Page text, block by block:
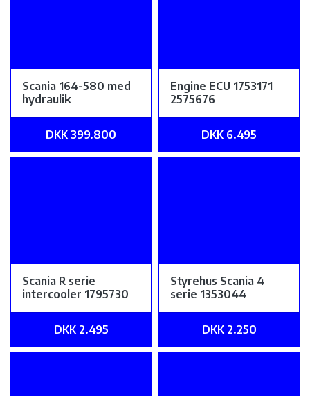
Scania 164-580 med
hydraulik
DKK 399.800
Engine ECU 1753171
2575676
DKK 6.495
Scania R serie
intercooler 1795730
DKK 2.495
Styrehus Scania 4
serie 1353044
DKK 2.250